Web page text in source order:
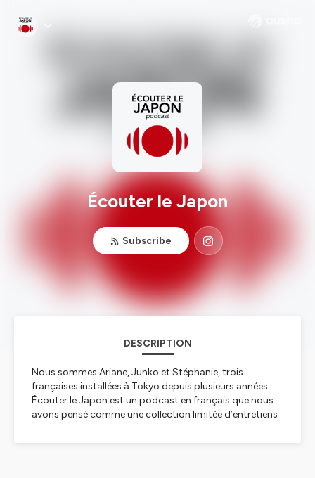
Écouter le Japon
Subscribe
DESCRIPTION
Nous sommes Ariane, Junko et Stéphanie, trois
françaises installées à Tokyo depuis plusieurs années.
Écouter le Japon est un podcast en français que nous
avons pensé comme une collection limitée d’entretiens